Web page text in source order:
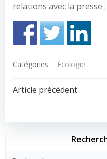
relations avec la presse
Catégories : Écologie
Navigation
de
l’article
Article précédent